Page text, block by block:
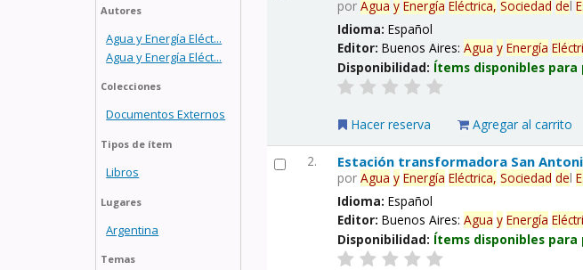
Autores
Agua y Energía Eléct...
Agua y Energía Eléct...
Colecciones
Documentos Externos
Tipos de ítem
Libros
Lugares
Argentina
Temas
porAgua y Energía Eléctrica, Sociedad del
Idioma:Español
Editor:Buenos Aires:Agua y Energía
Disponibilidad: Ítems disponibles
Hacer reserva Agregar al carrito
2. Estación transformadora San
porAgua y Energía Eléctrica, Sociedad del
Idioma:Español
Editor:Buenos Aires:Agua y Energía
Disponibilidad: Ítems disponibles